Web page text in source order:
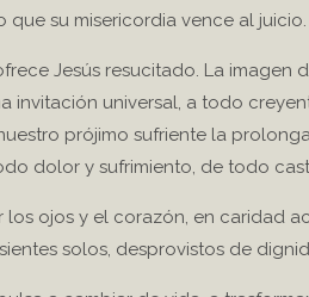
su misericordia vence al juicio.
Jesús resucitado. La imagen
invitación universal, a todo
prójimo sufriente la
dolor y sufrimiento, de todo
ojos y el corazón, en caridad
solos, desprovistos de